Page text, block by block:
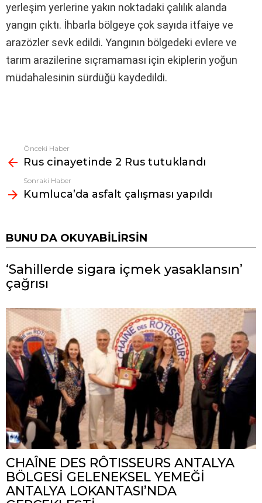
yerleşim yerlerine yakın noktadaki çalılık alanda
yangın çıktı. İhbarla bölgeye çok sayıda itfaiye ve
arazözler sevk edildi. Yangının bölgedeki evlere ve
tarım arazilerine sıçramaması için ekiplerin yoğun
müdahalesinin sürdüğü kaydedildi.
Fazlasına
bak
Önceki Haber
Rus cinayetinde 2 Rus tutuklandı
Sonraki Haber
Kumluca’da asfalt çalışması yapıldı
BUNU DA OKUYABILIRSIN
‘Sahillerde sigara içmek yasaklansın’
çağrısı
CHAÎNE DES RÔTISSEURS ANTALYA
BÖLGESİ GELENEKSEL YEMEĞİ
ANTALYA LOKANTASI’NDA